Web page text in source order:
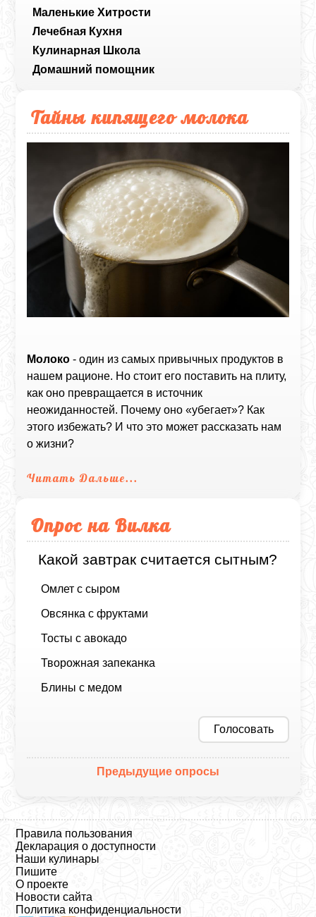
Маленькие Хитрости
Лечебная Кухня
Кулинарная Школа
Домашний помощник
Тайны кипящего молока
Молоко - один из самых привычных продуктов в
нашем рационе. Но стоит его поставить на плиту,
как оно превращается в источник
неожиданностей. Почему оно «убегает»? Как
этого избежать? И что это может рассказать нам
о жизни?
Читать Дальше...
Опрос на Вилка
Какой завтрак считается сытным?
Омлет с сыром
Овсянка с фруктами
Тосты с авокадо
Творожная запеканка
Блины с медом
Голосовать
Предыдущие опросы
Правила пользования
Декларация о доступности
Наши кулинары
Пишите
О проекте
Новости сайта
Политика конфиденциальности